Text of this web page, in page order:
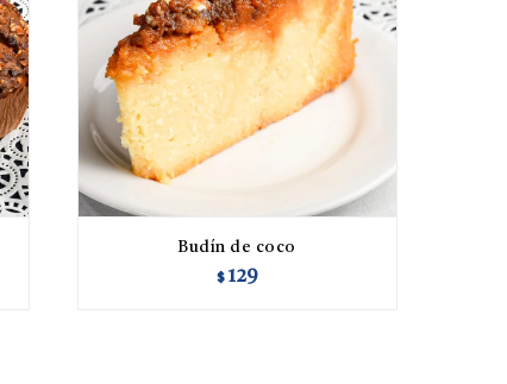
Budín de coco
$ 129